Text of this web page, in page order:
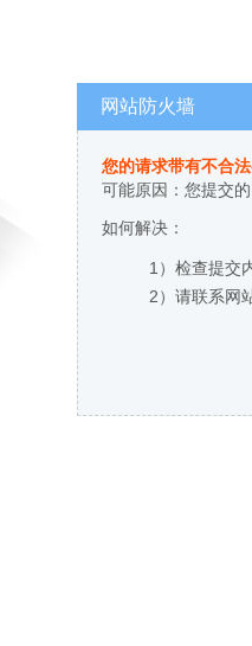
网站防火墙
您的请求带有不合
可能原因：您提交
如何解决：
1）检查提交
2）请联系网